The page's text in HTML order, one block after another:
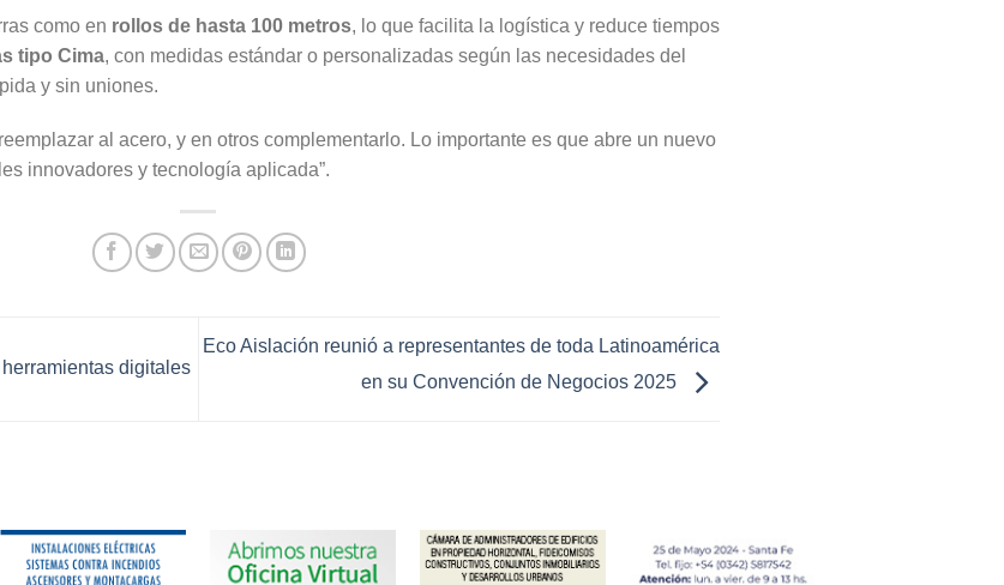
como en rollos de hasta 100 metros, lo que facilita la logística y reduce tiempos
tipo Cima, con medidas estándar o personalizadas según las necesidades del
y sin uniones.
al acero, y en otros complementarlo. Lo importante es que abre un nuevo
innovadores y tecnología aplicada”.
digitales
Eco Aislación reunió a representantes de toda Latinoamérica
en su Convención de Negocios 2025